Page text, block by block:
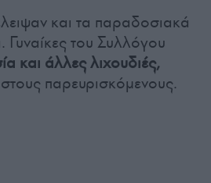
και τα παραδοσιακά
Γυναίκες του Συλλόγου
και άλλες λιχουδιές,
παρευρισκόμενους.